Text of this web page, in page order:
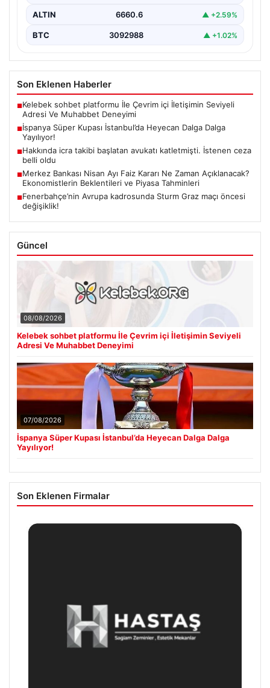
ALTIN 6660.6 ▲ +2.59%
BTC 3092988 ▲ +1.02%
Son Eklenen Haberler
■Kelebek sohbet platformu İle Çevrim içi İletişimin Seviyeli
Adresi Ve Muhabbet Deneyimi
■İspanya Süper Kupası İstanbul’da Heyecan Dalga Dalga
Yayılıyor!
■Hakkında icra takibi başlatan avukatı katletmişti. İstenen ceza
belli oldu
■Merkez Bankası Nisan Ayı Faiz Kararı Ne Zaman Açıklanacak?
Ekonomistlerin Beklentileri ve Piyasa Tahminleri
■Fenerbahçe’nin Avrupa kadrosunda Sturm Graz maçı öncesi
değişiklik!
Güncel
08/08/2026
Kelebek sohbet platformu İle Çevrim içi İletişimin Seviyeli
Adresi Ve Muhabbet Deneyimi
07/08/2026
İspanya Süper Kupası İstanbul’da Heyecan Dalga Dalga
Yayılıyor!
Son Eklenen Firmalar